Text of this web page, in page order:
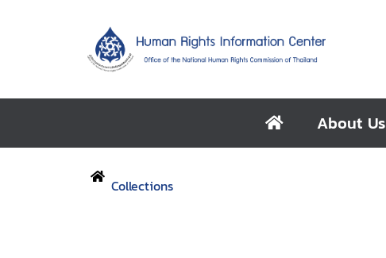
About Us
Collections